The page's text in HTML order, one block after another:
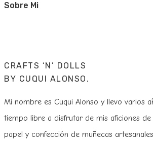
Sobre Mi
CRAFTS ‘N’ DOLLS
BY CUQUI ALONSO.
Mi nombre es Cuqui Alonso y llevo varios
tiempo libre a disfrutar de mis aficiones de
papel y confección de muñecas